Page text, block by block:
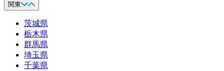
関東
茨城県
栃木県
群馬県
埼玉県
千葉県